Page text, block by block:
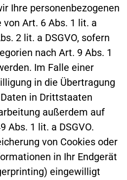
Ihre personenbezogenen
Art. 6 Abs. 1 lit. a
2 lit. a DSGVO, sofern
nach Art. 9 Abs. 1
Im Falle einer
in die Übertragung
in Drittstaaten
außerdem auf
Abs. 1 lit. a DSGVO.
von Cookies oder
in Ihr Endgerät
eingewilligt